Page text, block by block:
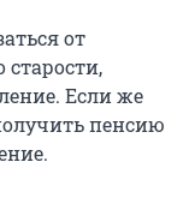
от
Если же
пенсию